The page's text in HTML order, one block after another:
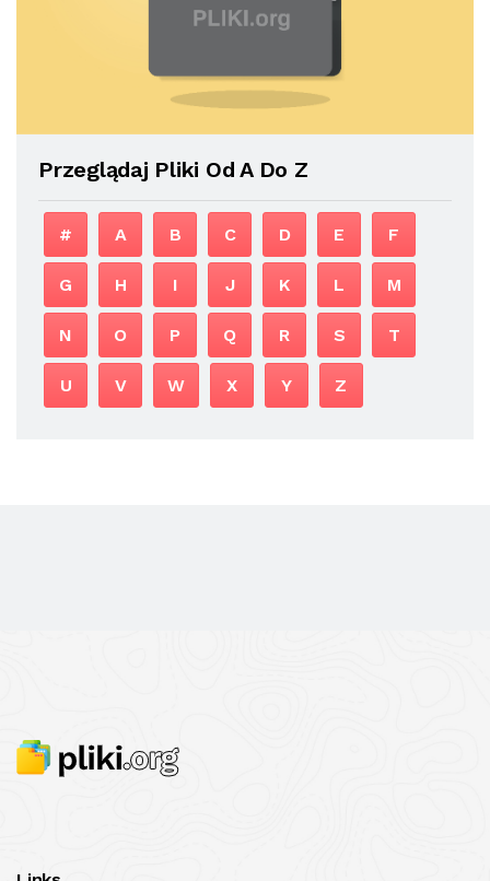
Przeglądaj Pliki Od A Do Z
# A B C D E F
G H I J K L M
N O P Q R S T
U V W X Y Z